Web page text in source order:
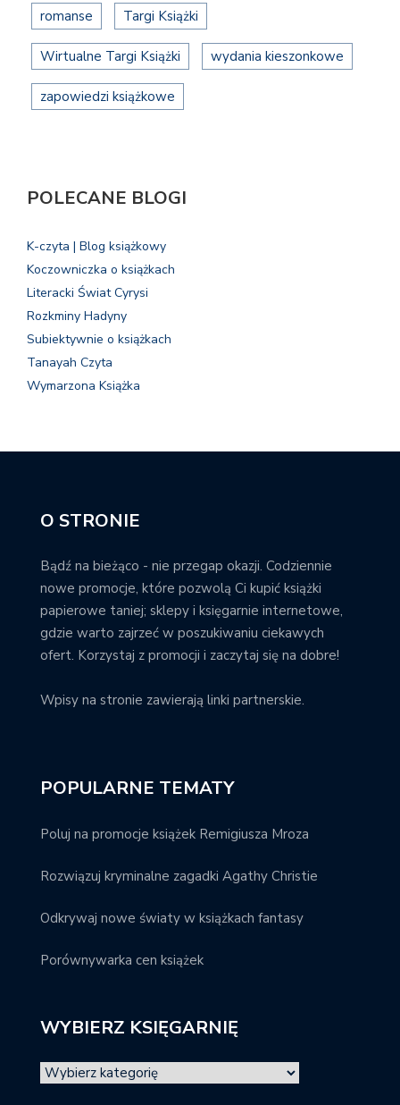
romanse Targi Książki
Wirtualne Targi Książki wydania kieszonkowe
zapowiedzi książkowe
POLECANE BLOGI
K-czyta | Blog książkowy
Koczowniczka o książkach
Literacki Świat Cyrysi
Rozkminy Hadyny
Subiektywnie o książkach
Tanayah Czyta
Wymarzona Książka
O STRONIE
Bądź na bieżąco - nie przegap okazji. Codziennie
nowe promocje, które pozwolą Ci kupić książki
papierowe taniej; sklepy i księgarnie internetowe,
gdzie warto zajrzeć w poszukiwaniu ciekawych
ofert. Korzystaj z promocji i zaczytaj się na dobre!
Wpisy na stronie zawierają linki partnerskie.
POPULARNE TEMATY
Poluj na promocje książek Remigiusza Mroza
Rozwiązuj kryminalne zagadki Agathy Christie
Odkrywaj nowe światy w książkach fantasy
Porównywarka cen książek
WYBIERZ KSIĘGARNIĘ